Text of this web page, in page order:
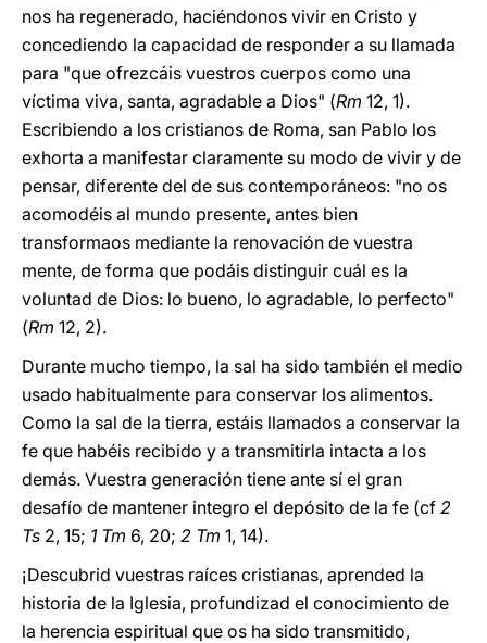
nos ha regenerado, haciéndonos vivir en Cristo y
concediendo la capacidad de responder a su llamada
para "que ofrezcáis vuestros cuerpos como una
víctima viva, santa, agradable a Dios" (Rm 12, 1).
Escribiendo a los cristianos de Roma, san Pablo los
exhorta a manifestar claramente su modo de vivir y de
pensar, diferente del de sus contemporáneos: "no os
acomodéis al mundo presente, antes bien
transformaos mediante la renovación de vuestra
mente, de forma que podáis distinguir cuál es la
voluntad de Dios: lo bueno, lo agradable, lo perfecto"
(Rm 12, 2).
Durante mucho tiempo, la sal ha sido también el medio
usado habitualmente para conservar los alimentos.
Como la sal de la tierra, estáis llamados a conservar la
fe que habéis recibido y a transmitirla intacta a los
demás. Vuestra generación tiene ante sí el gran
desafío de mantener integro el depósito de la fe (cf 2
Ts 2, 15; 1 Tm 6, 20; 2 Tm 1, 14).
¡Descubrid vuestras raíces cristianas, aprended la
historia de la Iglesia, profundizad el conocimiento de
la herencia espiritual que os ha sido transmitido,